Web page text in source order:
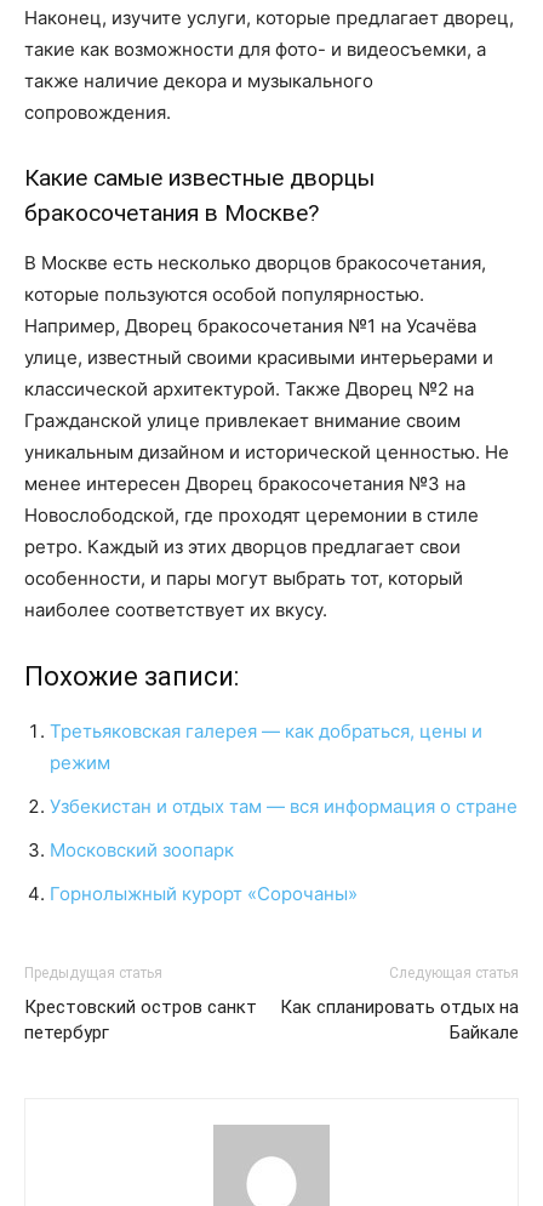
Наконец, изучите услуги, которые предлагает дворец,
такие как возможности для фото- и видеосъемки, а
также наличие декора и музыкального
сопровождения.
Какие самые известные дворцы
бракосочетания в Москве?
В Москве есть несколько дворцов бракосочетания,
которые пользуются особой популярностью.
Например, Дворец бракосочетания №1 на Усачёва
улице, известный своими красивыми интерьерами и
классической архитектурой. Также Дворец №2 на
Гражданской улице привлекает внимание своим
уникальным дизайном и исторической ценностью. Не
менее интересен Дворец бракосочетания №3 на
Новослободской, где проходят церемонии в стиле
ретро. Каждый из этих дворцов предлагает свои
особенности, и пары могут выбрать тот, который
наиболее соответствует их вкусу.
Похожие записи:
Третьяковская галерея — как добраться, цены и
режим
Узбекистан и отдых там — вся информация о стране
Московский зоопарк
Горнолыжный курорт «Сорочаны»
Предыдущая статья
Крестовский остров санкт
петербург
Следующая статья
Как спланировать отдых на
Байкале